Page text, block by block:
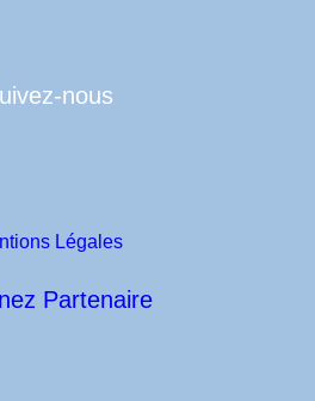
nous
Légales
Partenaire